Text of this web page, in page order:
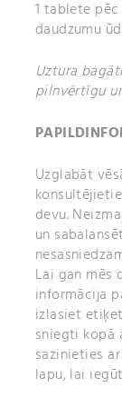
Korejas
luteīns (no
(kalcija
kalciju
magnija
Albion®
satur
cinka
Albion®
satur cinku
dzelzs
Ferrochel®
satur dzelzi
1 tablete
daudzumu
Uztura
pilnvērtīgu
Uzglabāt
devu.
un
Lai gan mēs
informācija
izlasiet
sniegti kopā
sazinieties
lapu, lai